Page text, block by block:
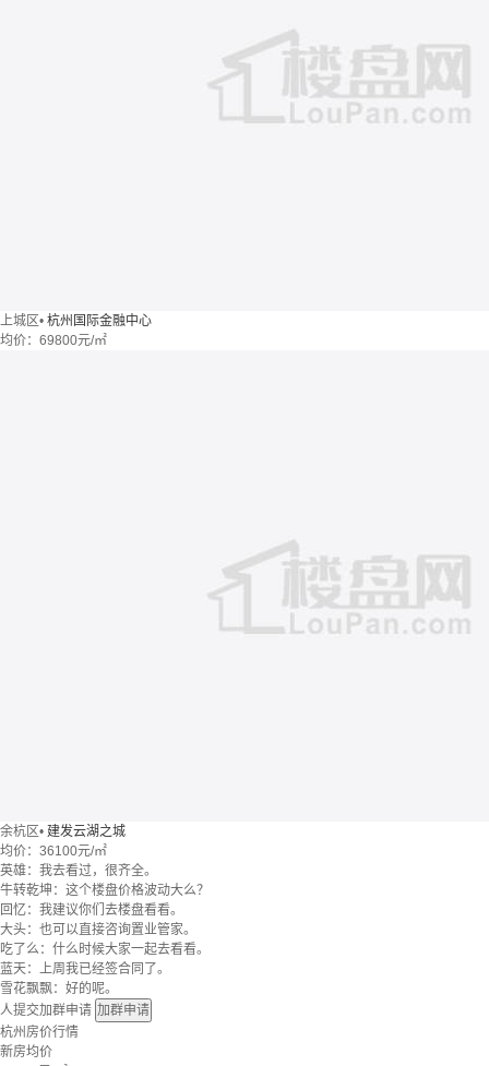
上城区• 杭州国际金融中心
均价： 69800元/㎡
余杭区• 建发云湖之城
均价： 36100元/㎡
英雄：我去看过，很齐全。
牛转乾坤：这个楼盘价格波动大么？
回忆：我建议你们去楼盘看看。
大头：也可以直接咨询置业管家。
吃了么：什么时候大家一起去看看。
蓝天：上周我已经签合同了。
雪花飘飘：好的呢。
人提交加群申请 加群申请
杭州房价行情
新房均价